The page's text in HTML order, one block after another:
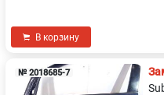
В корзину
№ 2018685-7